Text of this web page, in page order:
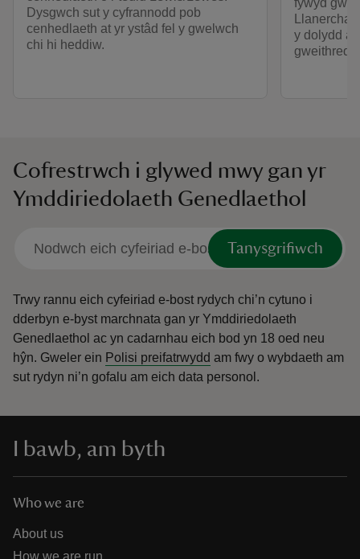
Dysgwch sut y cyfrannodd pob
cenhedlaeth at yr ystâd fel y gwelwch
chi hi heddiw.
fywyd
y dolydd
Cofrestrwch i glywed mwy gan yr
Ymddiriedolaeth Genedlaethol
Tanysgrifiwch
Trwy rannu eich cyfeiriad e-bost rydych chi’n cytuno i
dderbyn e-byst marchnata gan yr Ymddiriedolaeth
Genedlaethol ac yn cadarnhau eich bod yn 18 oed neu
hŷn. Gweler ein Polisi preifatrwydd am fwy o wybdaeth am
sut rydyn ni’n gofalu am eich data personol.
I bawb, am byth
Who we are
About us
How we are run